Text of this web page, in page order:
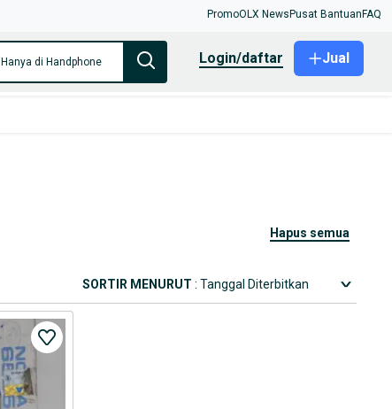
PromoOLX News Pusat Bantuan FAQ
Hanya di Handphone login/daftar Jual
hapus semua
SORTIR MENURUT : Tanggal Diterbitkan